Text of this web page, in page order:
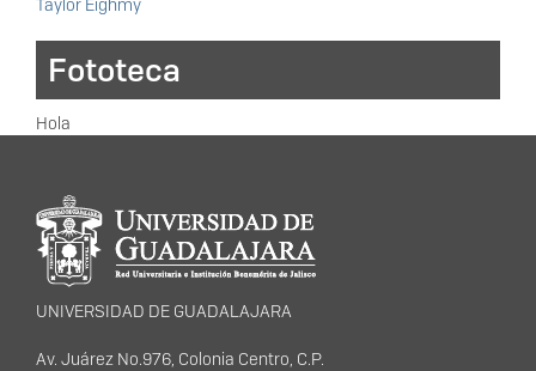
Fototeca
Hola
Información del
portal
UNIVERSIDAD DE GUADALAJARA
Av. Juárez No.976, Colonia Centro, C.P.